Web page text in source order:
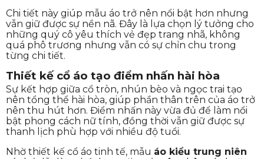
Chi tiết này giúp mẫu áo trở nên nổi bật hơn nhưng
vẫn giữ được sự nền nã. Đây là lựa chọn lý tưởng cho
những quý cô yêu thích vẻ đẹp trang nhã, không
quá phô trương nhưng vẫn có sự chỉn chu trong
từng chi tiết.
Thiết kế cổ áo tạo điểm nhấn hài hòa
Sự kết hợp giữa cổ tròn, nhún bèo và ngọc trai tạo
nên tổng thể hài hòa, giúp phần thân trên của áo trở
nên thu hút hơn. Điểm nhấn này vừa đủ để làm nổi
bật phong cách nữ tính, đồng thời vẫn giữ được sự
thanh lịch phù hợp với nhiều độ tuổi.
Nhờ thiết kế cổ áo tinh tế, mẫu áo kiểu trung niên